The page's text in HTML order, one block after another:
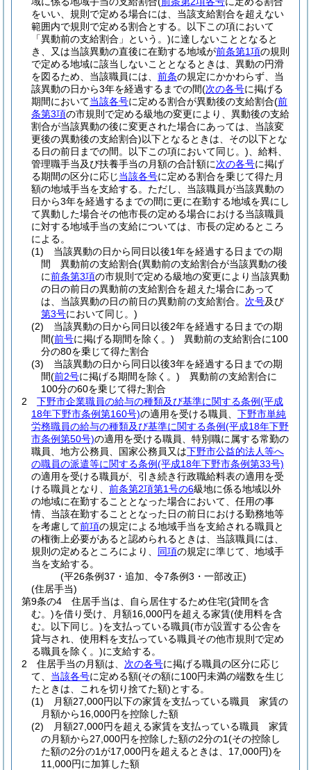
をいい、規則で定める場合には、当該支給割合を超えない
範囲内で規則で定める割合とする。以下この項において
「異動前の支給割合」という。)に達しないこととなると
き、又は当該異動の直後に在勤する地域が前条第1項の規則
で定める地域に該当しないこととなるときは、異動の円滑
を図るため、当該職員には、 前条の規定にかかわらず、当
該異動の日から3年を経過するまでの間(次の各号に掲げる
期間において当該各号に定める割合が異動後の支給割合(前
条第3項の市規則で定める級地の変更により、異動後の支給
割合が当該異動の後に変更された場合にあっては、当該変
更後の異動後の支給割合)以下となるときは、その以下とな
る日の前日までの間。以下この項において同じ。) 、給料、
管理職手当及び扶養手当の月額の合計額に次の各号に掲げ
る期間の区分に応じ当該各号に定める割合を乗じて得た月
額の地域手当を支給する。 ただし、当該職員が当該異動の
日から3年を経過するまでの間に更に在勤する地域を異にし
て異動した場合その他市長の定める場合における当該職員
に対する地域手当の支給については、市長の定めるところ
による。
(1)
当該異動の日から同日以後1年を経過する日までの期
間 異動前の支給割合(異動前の支給割合が当該異動の後
に前条第3項の市規則で定める級地の変更により当該異動
の日の前日の異動前の支給割合を超えた場合にあって
は、当該異動の日の前日の異動前の支給割合。 次号及び
第3号において同じ。)
(2)
当該異動の日から同日以後2年を経過する日までの期
間(前号に掲げる期間を除く。) 異動前の支給割合に100
分の80を乗じて得た割合
(3)
当該異動の日から同日以後3年を経過する日までの期
間(前2号に掲げる期間を除く。) 異動前の支給割合に
100分の60を乗じて得た割合
2
下野市企業職員の給与の種類及び基準に関する条例(平成
18年下野市条例第160号)の適用を受ける職員、 下野市単純
労務職員の給与の種類及び基準に関する条例(平成18年下野
市条例第50号)の適用を受ける職員、特別職に属する常勤の
職員、地方公務員、国家公務員又は下野市公益的法人等へ
の職員の派遣等に関する条例(平成18年下野市条例第33号)
の適用を受ける職員が、引き続き行政職給料表の適用を受
ける職員となり、 前条第2項第1号の6級地に係る地域以外
の地域に在勤することとなった場合において、任用の事
情、当該在勤することとなった日の前日における勤務地等
を考慮して前項の規定による地域手当を支給される職員と
の権衡上必要があると認められるときは、当該職員には、
規則の定めるところにより、 同項の規定に準じて、地域手
当を支給する。
(平26条例37・追加、令7条例3・一部改正)
(住居手当)
第9条の4
住居手当は、自ら居住するため住宅(貸間を含
む。)を借り受け、月額16,000円を超える家賃(使用料を含
む。以下同じ。)を支払っている職員(市が設置する公舎を
貸与され、使用料を支払っている職員その他市規則で定め
る職員を除く。)に支給する。
2
住居手当の月額は、 次の各号に掲げる職員の区分に応じ
て、 当該各号に定める額(その額に100円未満の端数を生じ
たときは、これを切り捨てた額)とする。
(1)
月額27,000円以下の家賃を支払っている職員 家賃の
月額から16,000円を控除した額
(2)
月額27,000円を超える家賃を支払っている職員 家賃
の月額から27,000円を控除した額の2分の1(その控除し
た額の2分の1が17,000円を超えるときは、17,000円)を
11,000円に加算した額